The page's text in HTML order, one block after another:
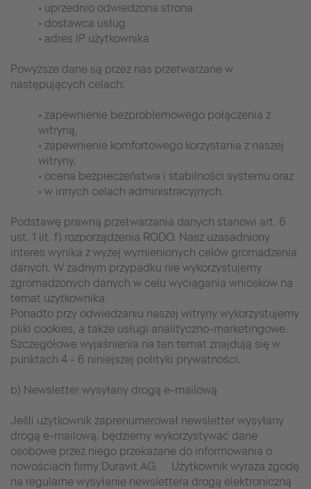
• uprzednio odwiedzona strona
• dostawca usług
• adres IP użytkownika
Powyższe dane są przez nas przetwarzane w
następujących celach:
• zapewnienie bezproblemowego połączenia z
witryną,
• zapewnienie komfortowego korzystania z naszej
witryny,
• ocena bezpieczeństwa i stabilności systemu oraz
• w innych celach administracyjnych.
Podstawę prawną przetwarzania danych stanowi art. 6
ust. 1 lit. f) rozporządzenia RODO. Nasz uzasadniony
interes wynika z wyżej wymienionych celów gromadzenia
danych. W żadnym przypadku nie wykorzystujemy
zgromadzonych danych w celu wyciągania wniosków na
temat użytkownika.
Ponadto przy odwiedzaniu naszej witryny wykorzystujemy
pliki cookies, a także usługi analityczno-marketingowe.
Szczegółowe wyjaśnienia na ten temat znajdują się w
punktach 4 - 6 niniejszej polityki prywatności.
b) Newsletter wysyłany drogą e-mailową
Jeśli użytkownik zaprenumerował newsletter wysyłany
drogą e-mailową, będziemy wykorzystywać dane
osobowe przez niego przekazane do informowania o
nowościach firmy Duravit AG. Użytkownik wyraża zgodę
na regularne wysyłanie newslettera drogą elektroniczną